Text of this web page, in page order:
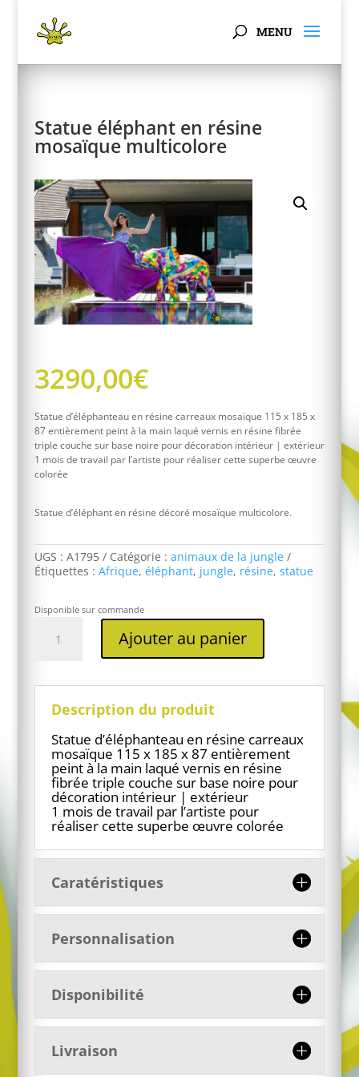
Statue éléphant en résine
mosaïque multicolore
3290,00€
Statue d’éléphanteau en résine carreaux mosaïque 115 x 185 x
87 entièrement peint à la main laqué vernis en résine fibrée
triple couche sur base noire pour décoration intérieur | extérieur
1 mois de travail par l’artiste pour réaliser cette superbe œuvre
colorée
Statue d’éléphant en résine décoré mosaïque multicolore.
UGS : A1795 Catégorie : animaux de la jungle
Étiquettes : Afrique, éléphant, jungle, résine, statue
Disponible sur commande
mosaïque
Ajouter au panier
Description du produit
Statue d’éléphanteau en résine carreaux
mosaïque 115 x 185 x 87 entièrement
peint à la main laqué vernis en résine
fibrée triple couche sur base noire pour
décoration intérieur | extérieur
1 mois de travail par l’artiste pour
réaliser cette superbe œuvre colorée
Caratéristiques
Personnalisation
Disponibilité
Livraison